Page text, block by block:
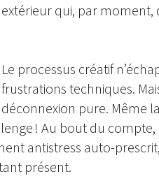
extérieur qui, par
Le processus créatif
frustrations techniques.
déconnexion pure. Même
! Au bout du
antistress auto-
présent.